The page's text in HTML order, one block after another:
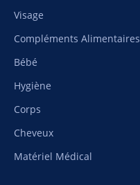
Visage
Compléments Alimentaires
Bébé
Hygiène
Corps
Cheveux
Matériel Médical